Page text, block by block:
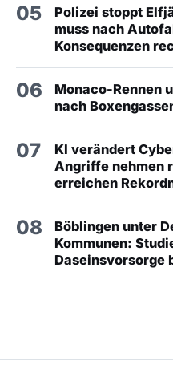
05
Polizei stoppt
muss nach
Konsequenzen
06
Monaco-Rennen
nach
07
KI verändert
Angriffe nehmen
erreichen
08
Böblingen unter
Kommunen:
Daseinsvorsorge